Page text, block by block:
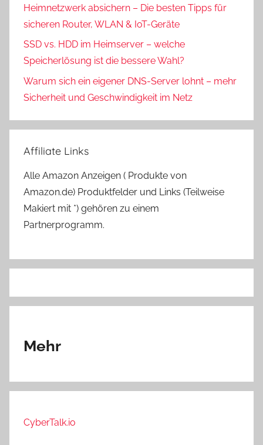
Heimnetzwerk absichern – Die besten Tipps für
sicheren Router, WLAN & IoT-Geräte
SSD vs. HDD im Heimserver – welche
Speicherlösung ist die bessere Wahl?
Warum sich ein eigener DNS-Server lohnt – mehr
Sicherheit und Geschwindigkeit im Netz
Affiliate Links
Alle Amazon Anzeigen ( Produkte von
Amazon.de) Produktfelder und Links (Teilweise
Makiert mit *) gehören zu einem
Partnerprogramm.
Mehr
CyberTalk.io